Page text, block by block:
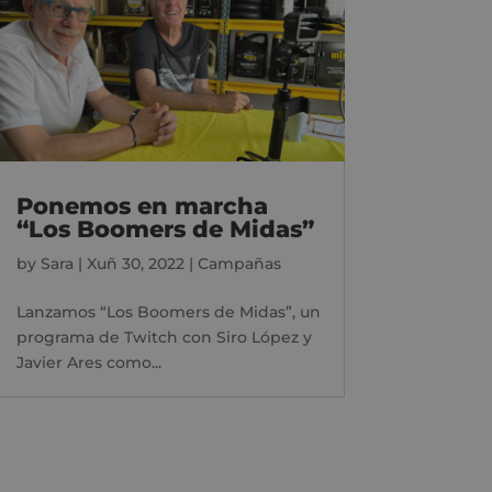
Ponemos en marcha
“Los Boomers de Midas”
by Sara | Xuñ 30, 2022 | Campañas
Lanzamos “Los Boomers de Midas”, un
programa de Twitch con Siro López y
Javier Ares como...